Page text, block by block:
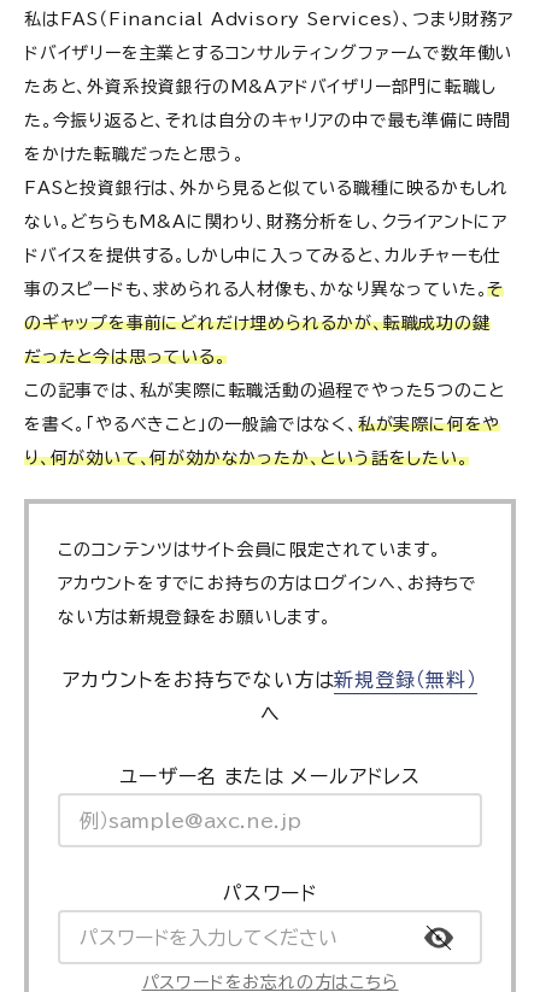
私はFAS（Financial Advisory Services）、つまり財務ア
ドバイザリーを主業とするコンサルティングファームで数年働い
たあと、外資系投資銀行のM&Aアドバイザリー部門に転職し
た。今振り返ると、それは自分のキャリアの中で最も準備に時間
をかけた転職だったと思う。
FASと投資銀行は、外から見ると似ている職種に映るかもしれ
ない。どちらもM&Aに関わり、財務分析をし、クライアントにア
ドバイスを提供する。しかし中に入ってみると、カルチャーも仕
事のスピードも、求められる人材像も、かなり異なっていた。そ
のギャップを事前にどれだけ埋められるかが、転職成功の鍵
だったと今は思っている。
この記事では、私が実際に転職活動の過程でやった5つのこと
を書く。「やるべきこと」の一般論ではなく、 私が実際に何をや
り、何が効いて、何が効かなかったか、という話をしたい。
このコンテンツはサイト会員に限定されています。
アカウントをすでにお持ちの方はログインへ、お持ちで
ない方は新規登録をお願いします。
アカウントをお持ちでない方は新規登録（無料）
へ
ユーザー名 または メールアドレス
パスワード
パスワードをお忘れの方はこちら